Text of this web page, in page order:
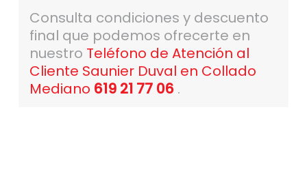
Consulta condiciones y descuento
final que podemos ofrecerte en
nuestro Teléfono de Atención al
Cliente Saunier Duval en Collado
Mediano 619 21 77 06 .